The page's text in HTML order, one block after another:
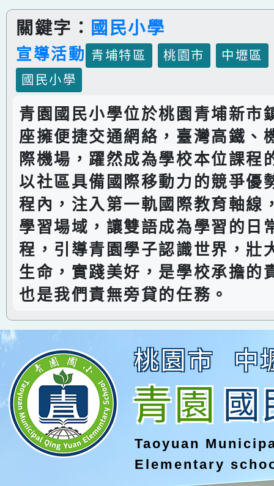
關鍵字： 國民小學
宣導活動 青埔特區 桃園市
中壢區
國民小學
青園國民小學位於桃園青埔新市
座擁便捷交通網絡，臺灣高鐵、
際機場，躍然成為學校本位課程
以社區具備國際移動力的競爭優
程內，注入第一軌國際教育軸線
學習場域，讓雙語成為學習的日
程，引導青園學子認識世界，壯
生命，實踐美好，是學校承擔的
也是我們責無旁貸的任務。
桃園市 中
青園國
Taoyuan
Elementary